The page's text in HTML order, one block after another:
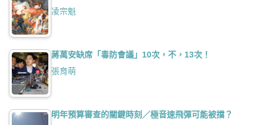
凌宗魁
蔣萬安缺席「毒防會議」10次，不，13次！
張育萌
明年預算審查的關鍵時刻／極音速飛彈可能被擋？